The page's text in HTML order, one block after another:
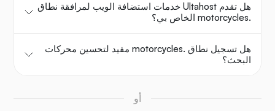
هل تقدم Ultahost خدمات استضافة الويب لمرافقة نطاق
.motorcycles الخاص بي؟
هل تسجيل نطاق .motorcycles مفيد لتحسين محركات
البحث؟
أو